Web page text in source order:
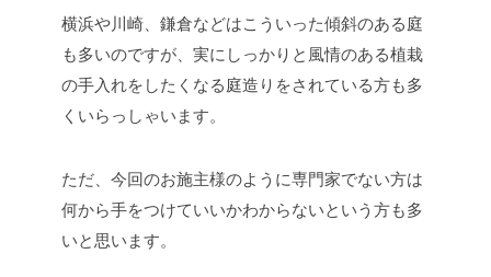
横浜や川崎、鎌倉などはこういった傾斜のある庭
も多いのですが、実にしっかりと風情のある植栽
の手入れをしたくなる庭造りをされている方も多
くいらっしゃいます。
ただ、今回のお施主様のように専門家でない方は
何から手をつけていいかわからないという方も多
いと思います。